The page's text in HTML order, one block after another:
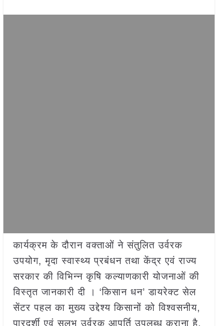
कार्यक्रम के दौरान वक्ताओं ने संतुलित उर्वरक
उपयोग, मृदा स्वास्थ्य प्रबंधन तथा केंद्र एवं राज्य
सरकार की विभिन्न कृषि कल्याणकारी योजनाओं की
विस्तृत जानकारी दी । ‘किसान धन’ डायरेक्ट सेल
सेंटर पहल का मुख्य उद्देश्य किसानों को विश्वसनीय,
पारदर्शी एवं सुलभ उर्वरक आपूर्ति उपलब्ध कराना है,